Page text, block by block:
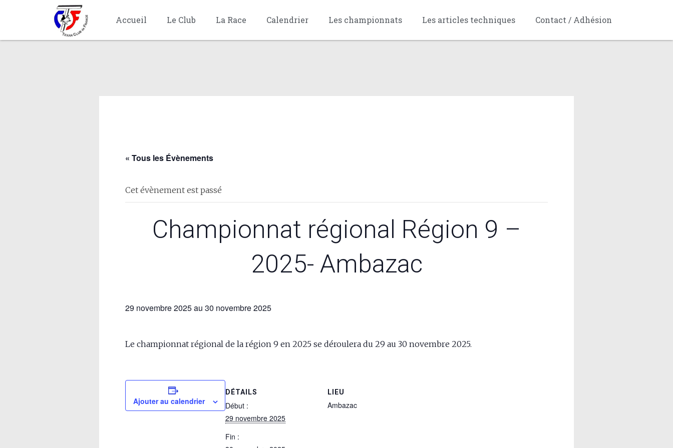
Accueil Le Club La Race Calendrier Les championnats Les articles techniques Contact / Adhésion
« Tous les Évènements
Cet évènement est passé
Championnat régional Région 9 –
2025- Ambazac
29 novembre 2025au 30 novembre 2025
Le championnat régional de la région 9 en 2025 se déroulera du 29 au 30 novembre 2025.
Ajouter au calendrier
DÉTAILS
Début :
29 novembre 2025
Fin :
LIEU
Ambazac